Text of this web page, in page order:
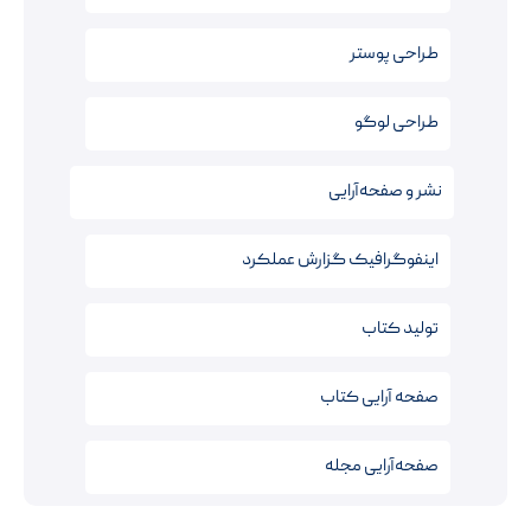
طراحی پوستر
طراحی لوگو
نشر و صفحه‌آرایی
اینفوگرافیک‌ گزارش عملکرد
تولید کتاب
صفحه آرایی کتاب‌
صفحه‌آرایی مجله